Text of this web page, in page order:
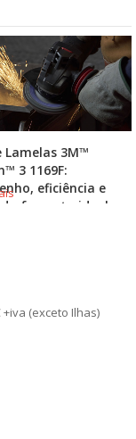
Lamelas 3M™
3 1169F:
eficiência e
do formato ideal
(exceto Ilhas)